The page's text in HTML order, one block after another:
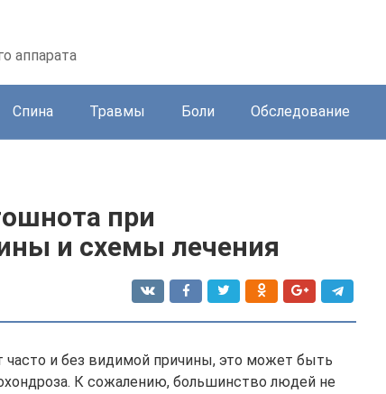
аппарата
Спина Травмы Боли Обследование
при
и схемы лечения
и без видимой причины, это может быть
К сожалению, большинство людей не